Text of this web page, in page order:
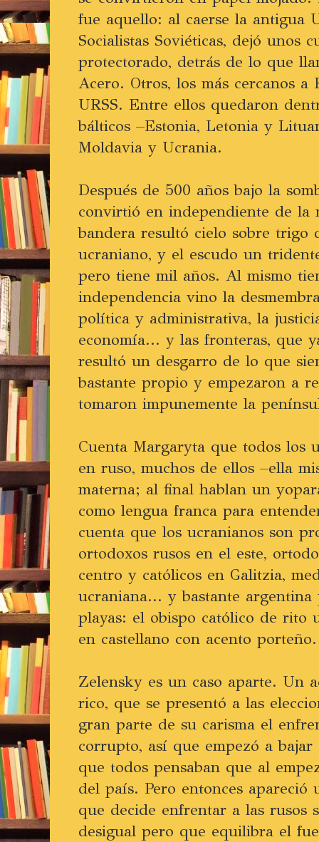
fue aquello: al caerse la antigua
Socialistas Soviéticas, dejó unos
protectorado, detrás de lo que
Acero. Otros, los más cercanos a
URSS. Entre ellos quedaron
bálticos –Estonia, Letonia y
Moldavia y Ucrania.
Después de 500 años bajo la
convirtió en independiente de la
bandera resultó cielo sobre trigo
ucraniano, y el escudo un
pero tiene mil años. Al mismo
independencia vino la
política y administrativa, la
economía... y las fronteras, que
resultó un desgarro de lo que
bastante propio y empezaron a
tomaron impunemente la
Cuenta Margaryta que todos los
en ruso, muchos de ellos –ella
materna; al final hablan un
como lengua franca para
cuenta que los ucranianos son
ortodoxos rusos en el este,
centro y católicos en Galitzia,
ucraniana... y bastante argentina
playas: el obispo católico de rito
en castellano con acento porteño.
Zelensky es un caso aparte. Un
rico, que se presentó a las
gran parte de su carisma el
corrupto, así que empezó a
que todos pensaban que al
del país. Pero entonces apareció
que decide enfrentar a las rusos
desigual pero que equilibra el